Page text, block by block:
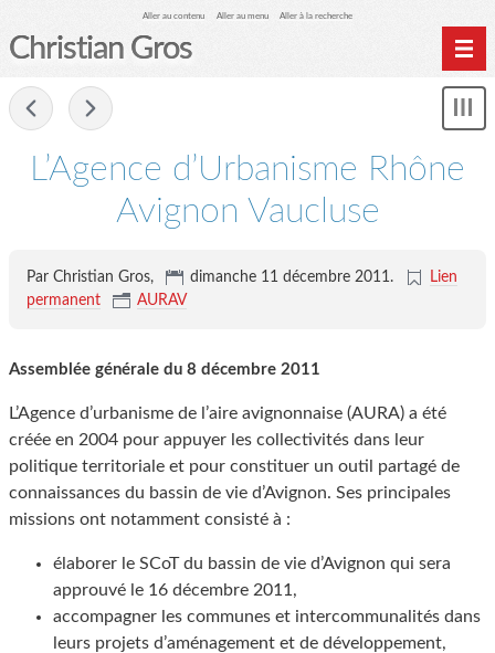
Aller au contenu Aller au menu Aller à la recherche
Christian Gros
L’Agence d’Urbanisme Rhône
Avignon Vaucluse
Par Christian Gros, dimanche 11 décembre 2011.
Lien
permanent
AURAV
Assemblée générale du 8 décembre 2011
L’Agence d’urbanisme de l’aire avignonnaise (AURA) a été
créée en 2004 pour appuyer les collectivités dans leur
politique territoriale et pour constituer un outil partagé de
connaissances du bassin de vie d’Avignon. Ses principales
missions ont notamment consisté à :
élaborer le SCoT du bassin de vie d’Avignon qui sera
approuvé le 16 décembre 2011,
accompagner les communes et intercommunalités dans
leurs projets d’aménagement et de développement,